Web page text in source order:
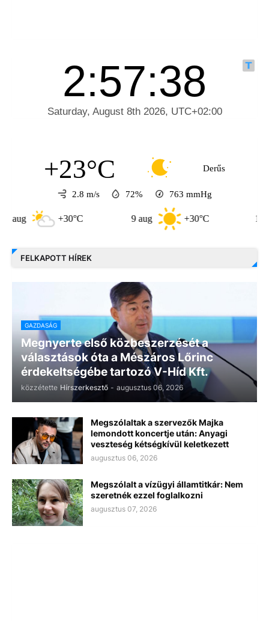
+23°C Derűs
2.8 m/s 72% 763 mmHg
+30°C +30°C
FELKAPOTT HÍREK
GAZDASÁG
Megnyerte első közbeszerzését a
választások óta a Mészáros Lőrinc
érdekeltségébe tartozó V-Híd Kft.
közzétette Hírszerkesztő - augusztus 06, 2026
Megszólaltak a szervezők Majka
lemondott koncertje után: Anyagi
veszteség kétségkívül keletkezett
augusztus 06, 2026
Megszólalt a vízügyi államtitkár: Nem
szeretnék ezzel foglalkozni
augusztus 07, 2026